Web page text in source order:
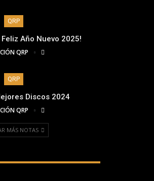
QRP
Feliz Año Nuevo 2025!
QRP
QRP
Discos 2024
QRP
MÁS NOTAS